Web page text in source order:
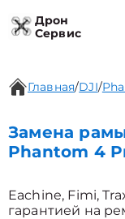
Дрон
Сервис
Главная/DJI/
Замена
Phantom 4
Eachine, Fimi,
гарантией на